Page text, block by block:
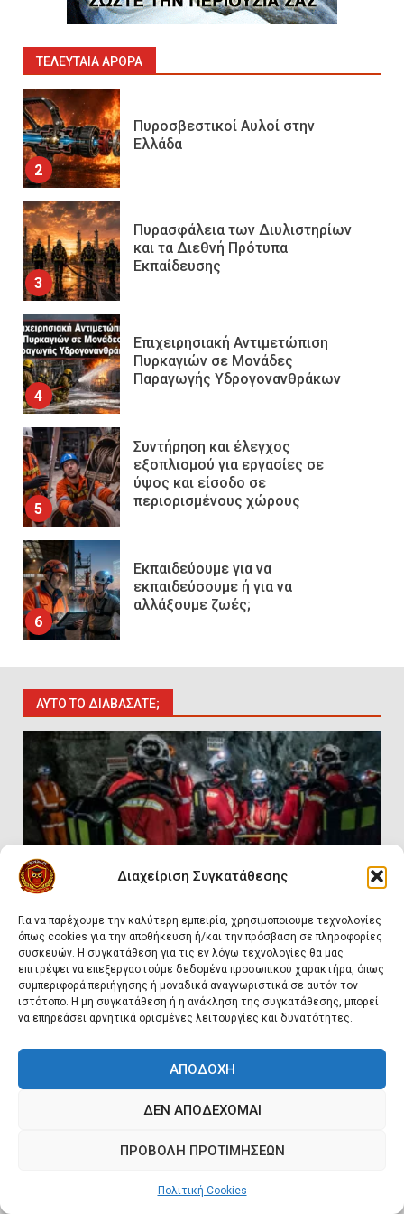
Διαχείριση Συγκατάθεσης
Για να παρέχουμε την καλύτερη εμπειρία, χρησιμοποιούμε τεχνολογίες
όπως cookies για την αποθήκευση ή/και την πρόσβαση σε πληροφορίες
συσκευών. Η συγκατάθεση για τις εν λόγω τεχνολογίες θα μας
επιτρέψει να επεξεργαστούμε δεδομένα προσωπικού χαρακτήρα, όπως
συμπεριφορά περιήγησης ή μοναδικά αναγνωριστικά σε αυτόν τον
ιστότοπο. Η μη συγκατάθεση ή η ανάκληση της συγκατάθεσης, μπορεί
να επηρεάσει αρνητικά ορισμένες λειτουργίες και δυνατότητες.
ΑΠΟΔΟΧΉ
ΔΕΝ ΑΠΟΔΈΧΟΜΑΙ
ΠΡΟΒΟΛΉ ΠΡΟΤΙΜΉΣΕΩΝ
Πολιτική Cookies
ΤΕΛΕΥΤΑΊΑ ΆΡΘΡΑ
2
Πυροσβεστικοί Αυλοί στην
3
Πυρασφάλεια των Διυλιστηρίων
και τα Διεθνή Πρότυπα
Εκπαίδευσης
4
Επιχειρησιακή Αντιμετώπιση
Πυρκαγιών σε Μονάδες
Παραγωγής Υδρογονανθράκων
5
Συντήρηση και έλεγχος
εξοπλισμού για εργασίες σε
ύψος και είσοδο σε
περιορισμένους χώρους
6
Εκπαιδεύουμε για να
εκπαιδεύσουμε ή για να
αλλάξουμε ζωές;
7
Sprinklers: Ο «αόρατος φύλακας
άγγελος» πάνω από το κεφάλι
μας
8
Η ελαφρότητα της τεχνικής
ασφάλειας στην Ελλάδα (ΥΑΕ)
9
Technical Leadership in Safety:
Why Emergency Response and
HSE Must Be Operated as One
10
περιορισμένους χώρους που
οδηγούν σε ατύχημα
Πυρόσβεση και Διάσωση σε
Ορυχεία
Πυροσβεστικοί Αυλοί στην
Ελλάδα
ΑΥΤΌ ΤΟ ΔΙΑΒΆΣΑΤΕ;
Ζαφειρίου Στέφανος Τεχνική Διάσωση
Πυρόσβεση και Διάσωση σε Ορυχεία
66
Πυρόσβεση & Πυρασφάλεια